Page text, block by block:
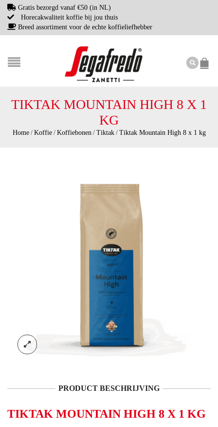
Gratis bezorgd vanaf €50 (in NL)
Horecakwaliteit koffie bij jou thuis
Breed assortiment voor de echte koffieliefhebber
TIKTAK MOUNTAIN HIGH 8 X 1
KG
Home / Koffie / Koffiebonen / Tiktak / Tiktak Mountain High 8 x 1 kg
PRODUCT BESCHRIJVING
TIKTAK MOUNTAIN HIGH 8 X 1 KG